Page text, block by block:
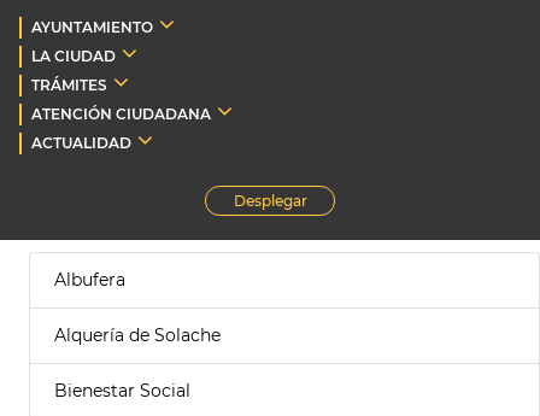
AYUNTAMIENTO
LA CIUDAD
TRÁMITES
ATENCIÓN CIUDADANA
ACTUALIDAD
Desplegar
Albufera
Alquería de Solache
Bienestar Social